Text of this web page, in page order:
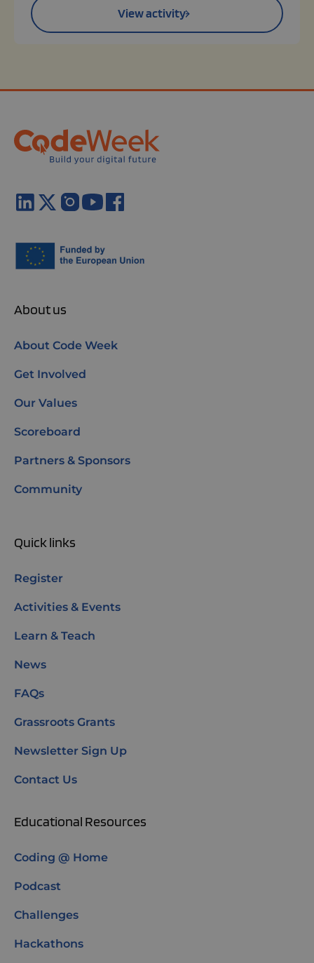
View activity
About us
About Code Week
Get Involved
Our Values
Scoreboard
Partners & Sponsors
Community
Quick links
Register
Activities & Events
Learn & Teach
News
FAQs
Grassroots Grants
Newsletter Sign Up
Contact Us
Educational Resources
Coding @ Home
Podcast
Challenges
Hackathons